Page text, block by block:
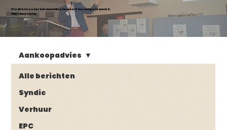
Vindt hieronder het recentste nieuws uit de vastgoed wereld.
Veel leesplezier
Alle berichten
Syndic
Verhuur
EPC
Aankoopadvies